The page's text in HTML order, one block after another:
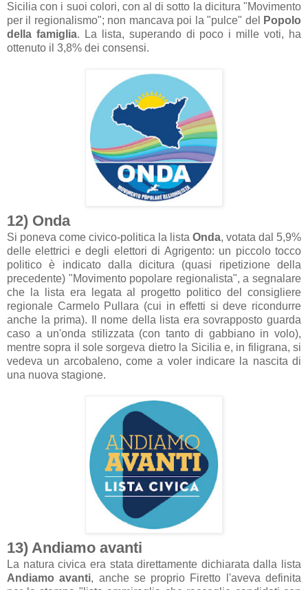
Sicilia con i suoi colori, con al di sotto la dicitura "Movimento
per il regionalismo"; non mancava poi la "pulce" del
Popolo
della famiglia. La lista, superando di poco i mille voti, ha
ottenuto il 3,8% dei consensi.
12) Onda
Si poneva come civico-politica la lista Onda, votata dal 5,9%
delle elettrici e degli elettori di Agrigento: un piccolo tocco
politico è indicato dalla dicitura (quasi ripetizione della
precedente) "Movimento popolare regionalista", a segnalare
che la lista era legata al progetto politico del consigliere
regionale Carmelo Pullara (cui in effetti si deve ricondurre
anche la prima). Il nome della lista era sovrapposto guarda
caso a un'onda stilizzata (con tanto di gabbiano in volo),
mentre sopra il sole sorgeva dietro la Sicilia e, in filigrana, si
vedeva un arcobaleno, come a voler indicare la nascita di
una nuova stagione.
13) Andiamo avanti
La natura civica era stata direttamente dichiarata dalla lista
Andiamo avanti, anche se proprio Firetto l'aveva definita